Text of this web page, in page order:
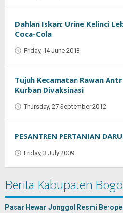
Dahlan Iskan: Urine Kelinci
Coca-Cola
Friday, 14 June 2013
Tujuh Kecamatan Rawan
Kurban Divaksinasi
Thursday, 27 September 2012
PESANTREN PERTANIAN
Friday, 3 July 2009
Berita Kabupaten
Pasar Hewan Jonggol Resmi